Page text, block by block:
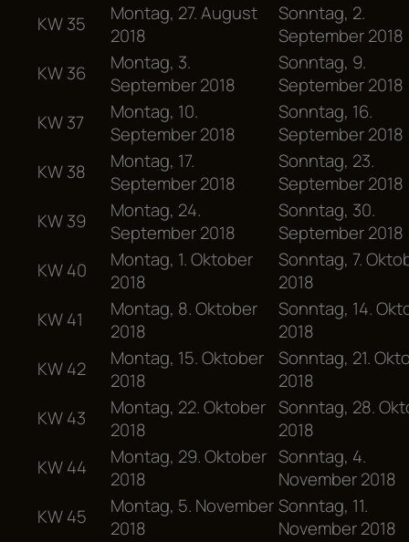
KW 35
Montag, 27. August
2018
Sonntag, 2.
September 2018
KW 36
Montag, 3.
September 2018
Sonntag, 9.
September 2018
KW 37
Montag, 10.
September 2018
Sonntag, 16.
September 2018
KW 38
Montag, 17.
September 2018
Sonntag, 23.
September 2018
KW 39
Montag, 24.
September 2018
Sonntag, 30.
September 2018
KW 40
Montag, 1. Oktober
2018
Sonntag, 7.
2018
KW 41
Montag, 8. Oktober
2018
Sonntag, 14.
2018
KW 42
Montag, 15. Oktober
2018
Sonntag, 21.
2018
KW 43
Montag, 22. Oktober
2018
Sonntag, 28.
2018
KW 44
Montag, 29. Oktober
2018
Sonntag, 4.
November 2018
KW 45
Montag, 5. November
2018
Sonntag, 11.
November 2018